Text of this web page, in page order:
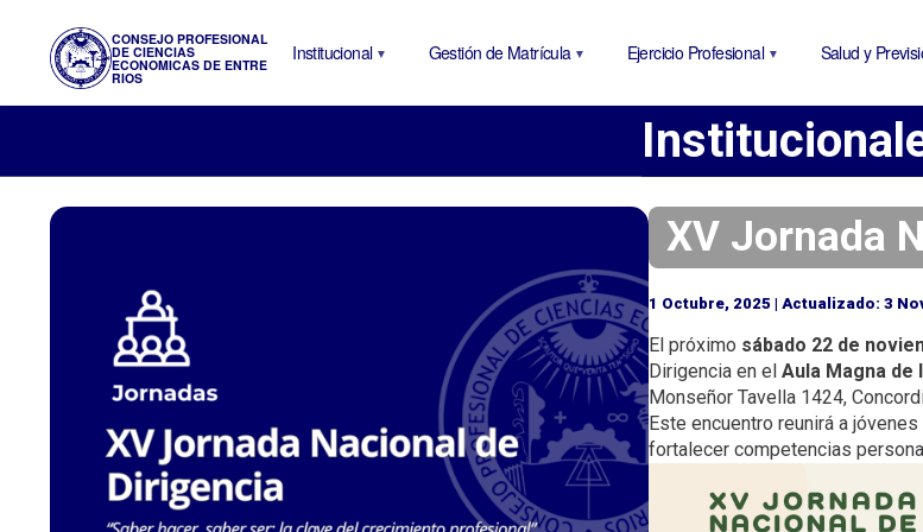
a
r
a
c
o
t
e
n
d
o
p
r
CONSEJO PROFESIONAL
DE CIENCIAS
ECONOMICAS DE ENTRE
RIOS
Institucional Gestión de Matrícula Ejercicio Profesional Salud y
XV Jornada
1 Octubre, 2025 | Actualizado: 3
El próximo sábado 22 de
Dirigencia en el Aula Magna de
Monseñor Tavella 1424,
Este encuentro reunirá a
fortalecer competencias